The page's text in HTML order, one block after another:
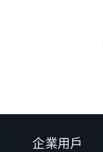
企業用戶